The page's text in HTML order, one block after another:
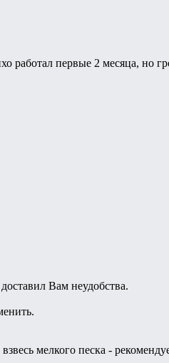
работал первые 2 месяца, но
Вам неудобства.
мелкого песка -